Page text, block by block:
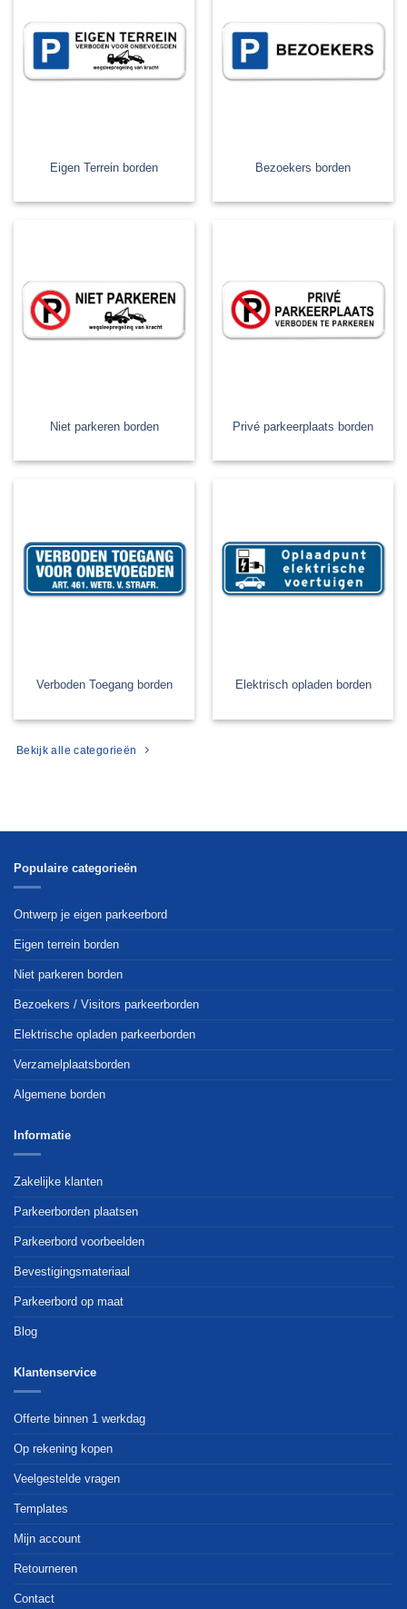
Eigen Terrein borden Bezoekers borden
Niet parkeren borden Privé parkeerplaats borden
Verboden Toegang borden Elektrisch opladen borden
Bekijk alle categorieën
Populaire categorieën
Ontwerp je eigen parkeerbord
Eigen terrein borden
Niet parkeren borden
Bezoekers / Visitors parkeerborden
Elektrische opladen parkeerborden
Verzamelplaatsborden
Algemene borden
Informatie
Zakelijke klanten
Parkeerborden plaatsen
Parkeerbord voorbeelden
Bevestigingsmateriaal
Parkeerbord op maat
Blog
Klantenservice
Offerte binnen 1 werkdag
Op rekening kopen
Veelgestelde vragen
Templates
Mijn account
Retourneren
Contact